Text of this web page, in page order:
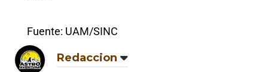
Fuente: UAM/SINC
Redaccion